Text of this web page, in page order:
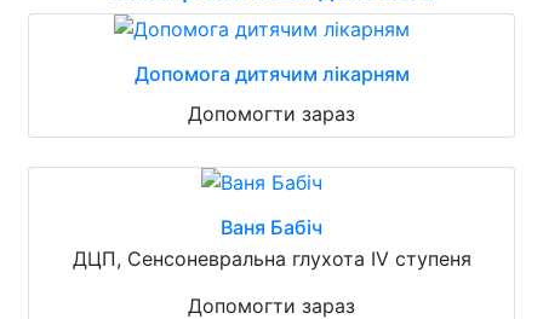
Допомога дитячим лікарням
Допомогти зараз
Ваня Бабіч
ДЦП, Сенсоневральна глухота IV ступеня
Допомогти зараз